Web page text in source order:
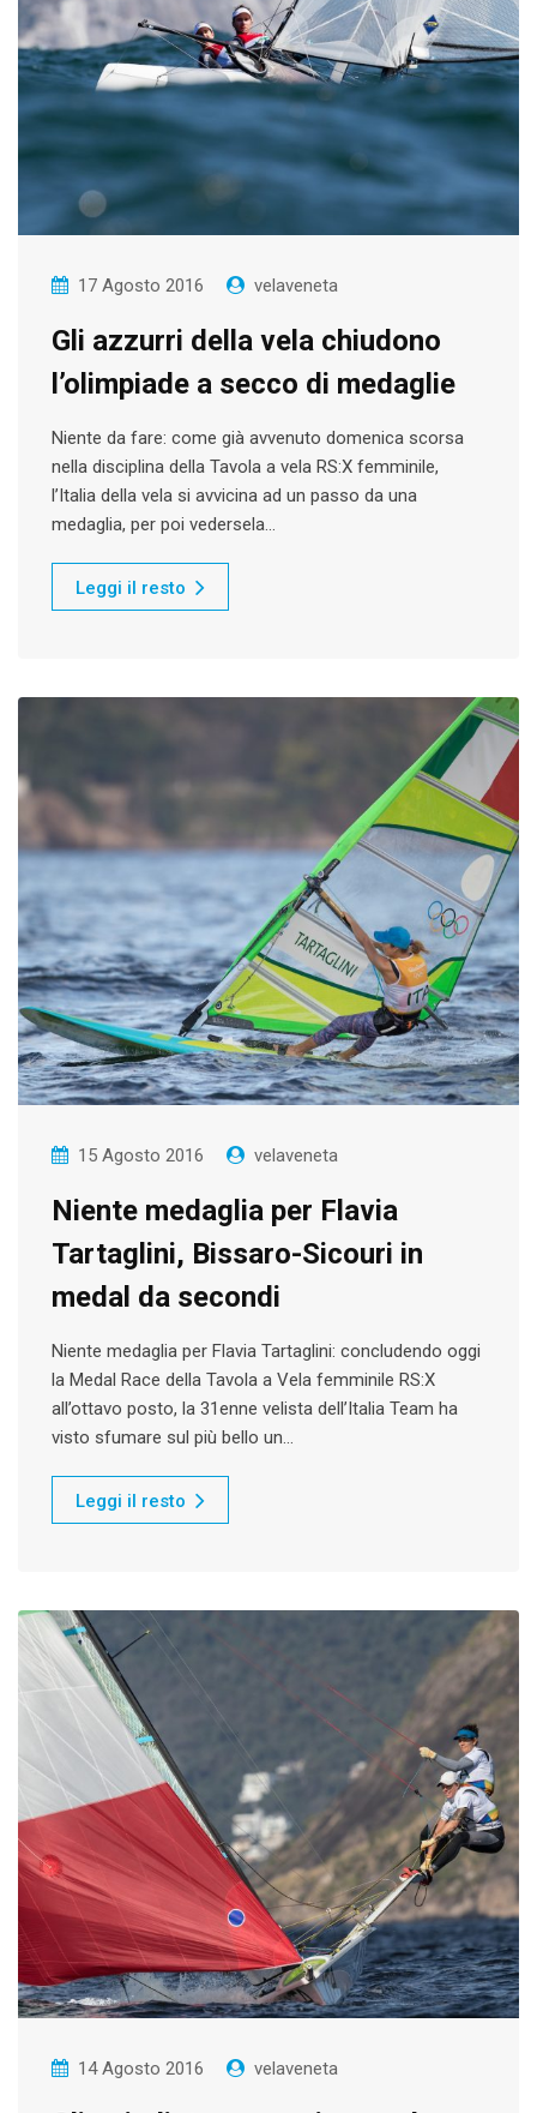
17 Agosto 2016 velaveneta
Gli azzurri della vela chiudono
l’olimpiade a secco di medaglie
Niente da fare: come già avvenuto domenica scorsa
nella disciplina della Tavola a vela RS:X femminile,
l’Italia della vela si avvicina ad un passo da una
medaglia, per poi vedersela…
Leggi il resto
15 Agosto 2016 velaveneta
Niente medaglia per Flavia
Tartaglini, Bissaro-Sicouri in
medal da secondi
Niente medaglia per Flavia Tartaglini: concludendo oggi
la Medal Race della Tavola a Vela femminile RS:X
all’ottavo posto, la 31enne velista dell’Italia Team ha
visto sfumare sul più bello un…
Leggi il resto
14 Agosto 2016 velaveneta